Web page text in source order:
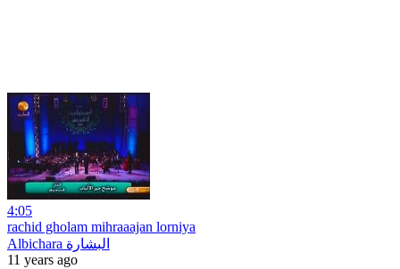
4:05
rachid gholam mihraaajan lorniya
Albichara البشارة
11 years ago